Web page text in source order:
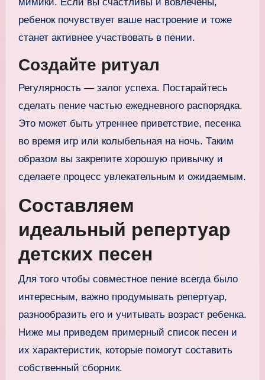
ребенок почувствует ваше настроение и тоже
станет активнее участвовать в пении.
Создайте ритуал
Регулярность — залог успеха. Постарайтесь
сделать пение частью ежедневного распорядка.
Это может быть утреннее приветствие, песенка
во время игр или колыбельная на ночь. Таким
образом вы закрепите хорошую привычку и
сделаете процесс увлекательным и ожидаемым.
Составляем
идеальный репертуар
детских песен
Для того чтобы совместное пение всегда было
интересным, важно продумывать репертуар,
разнообразить его и учитывать возраст ребенка.
Ниже мы приведем примерный список песен и
их характеристик, которые помогут составить
собственный сборник.